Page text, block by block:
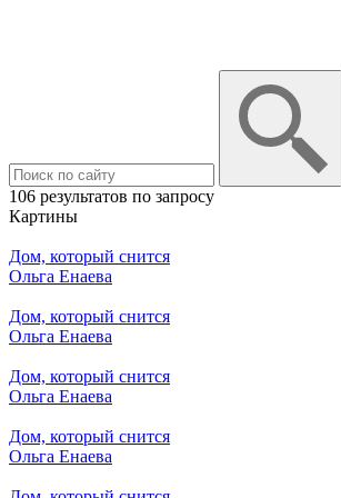
106 результатов по запросу
Картины
Дом, который снится
Ольга Енаева
Дом, который снится
Ольга Енаева
Дом, который снится
Ольга Енаева
Дом, который снится
Ольга Енаева